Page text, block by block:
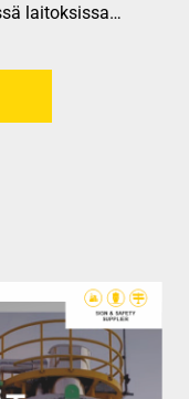
laitoksissa…